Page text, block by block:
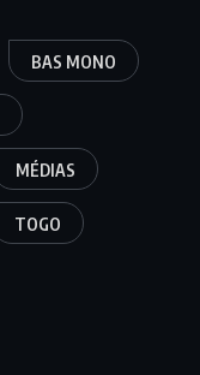
BAS MONO
MÉDIAS
TOGO